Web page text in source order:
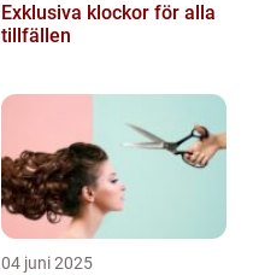
Exklusiva klockor för alla
tillfällen
04 juni 2025